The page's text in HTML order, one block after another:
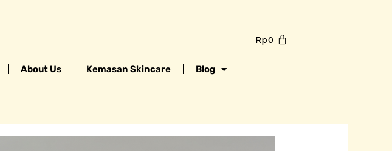
Rp0
About Us Kemasan Skincare Blog